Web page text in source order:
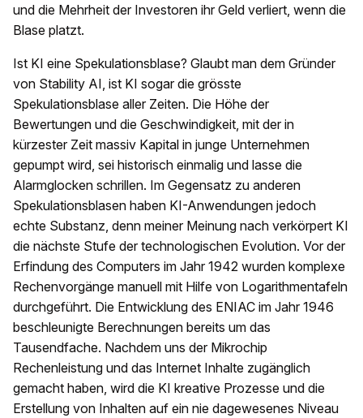
und die Mehrheit der Investoren ihr Geld verliert, wenn die
Blase platzt.
Ist KI eine Spekulationsblase? Glaubt man dem Gründer
von Stability AI, ist KI sogar die grösste
Spekulationsblase aller Zeiten. Die Höhe der
Bewertungen und die Geschwindigkeit, mit der in
kürzester Zeit massiv Kapital in junge Unternehmen
gepumpt wird, sei historisch einmalig und lasse die
Alarmglocken schrillen. Im Gegensatz zu anderen
Spekulationsblasen haben KI-Anwendungen jedoch
echte Substanz, denn meiner Meinung nach verkörpert KI
die nächste Stufe der technologischen Evolution. Vor der
Erfindung des Computers im Jahr 1942 wurden komplexe
Rechenvorgänge manuell mit Hilfe von Logarithmentafeln
durchgeführt. Die Entwicklung des ENIAC im Jahr 1946
beschleunigte Berechnungen bereits um das
Tausendfache. Nachdem uns der Mikrochip
Rechenleistung und das Internet Inhalte zugänglich
gemacht haben, wird die KI kreative Prozesse und die
Erstellung von Inhalten auf ein nie dagewesenes Niveau